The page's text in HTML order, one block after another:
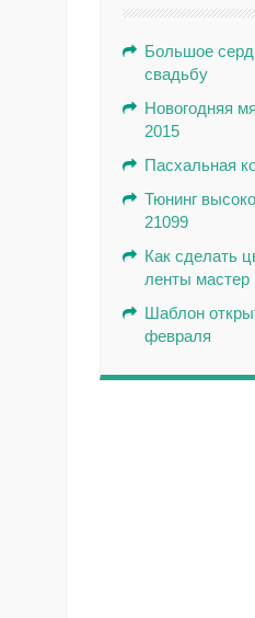
Большое
свадьбу
Новогодняя
2015
Пасхальная
Тюнинг
21099
Как сделать
ленты мастер
Шаблон
февраля